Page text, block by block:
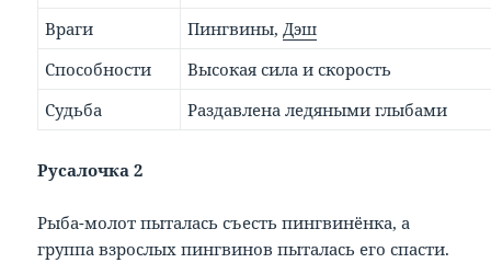
Враги
Пингвины,Дэш
Способности
Высокая сила и скорость
Судьба
Раздавлена ледяными глыбами
Русалочка 2
Рыба-молот пыталась съесть пингвинёнка, а
группа взрослых пингвинов пыталась его спасти.